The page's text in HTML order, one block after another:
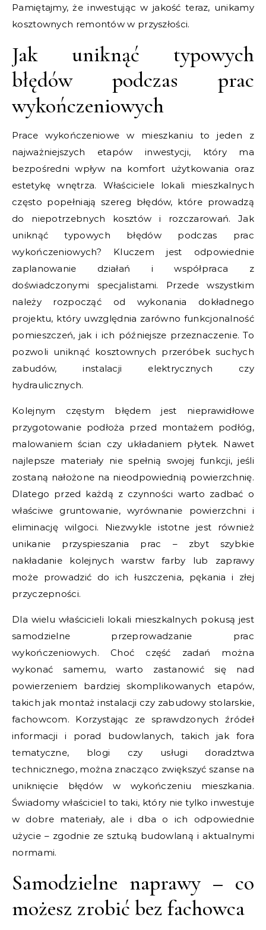
Pamiętajmy, że inwestując w jakość teraz, unikamy
kosztownych remontów w przyszłości.
Jak uniknąć typowych
błędów podczas prac
wykończeniowych
Prace wykończeniowe w mieszkaniu to jeden z
najważniejszych etapów inwestycji, który ma
bezpośredni wpływ na komfort użytkowania oraz
estetykę wnętrza. Właściciele lokali mieszkalnych
często popełniają szereg błędów, które prowadzą
do niepotrzebnych kosztów i rozczarowań. Jak
uniknąć typowych błędów podczas prac
wykończeniowych? Kluczem jest odpowiednie
zaplanowanie działań i współpraca z
doświadczonymi specjalistami. Przede wszystkim
należy rozpocząć od wykonania dokładnego
projektu, który uwzględnia zarówno funkcjonalność
pomieszczeń, jak i ich późniejsze przeznaczenie. To
pozwoli uniknąć kosztownych przeróbek suchych
zabudów, instalacji elektrycznych czy
hydraulicznych.
Kolejnym częstym błędem jest nieprawidłowe
przygotowanie podłoża przed montażem podłóg,
malowaniem ścian czy układaniem płytek. Nawet
najlepsze materiały nie spełnią swojej funkcji, jeśli
zostaną nałożone na nieodpowiednią powierzchnię.
Dlatego przed każdą z czynności warto zadbać o
właściwe gruntowanie, wyrównanie powierzchni i
eliminację wilgoci. Niezwykle istotne jest również
unikanie przyspieszania prac – zbyt szybkie
nakładanie kolejnych warstw farby lub zaprawy
może prowadzić do ich łuszczenia, pękania i złej
przyczepności.
Dla wielu właścicieli lokali mieszkalnych pokusą jest
samodzielne przeprowadzanie prac
wykończeniowych. Choć część zadań można
wykonać samemu, warto zastanowić się nad
powierzeniem bardziej skomplikowanych etapów,
takich jak montaż instalacji czy zabudowy stolarskie,
fachowcom. Korzystając ze sprawdzonych źródeł
informacji i porad budowlanych, takich jak fora
tematyczne, blogi czy usługi doradztwa
technicznego, można znacząco zwiększyć szanse na
uniknięcie błędów w wykończeniu mieszkania.
Świadomy właściciel to taki, który nie tylko inwestuje
w dobre materiały, ale i dba o ich odpowiednie
użycie – zgodnie ze sztuką budowlaną i aktualnymi
normami.
Samodzielne naprawy – co
możesz zrobić bez fachowca